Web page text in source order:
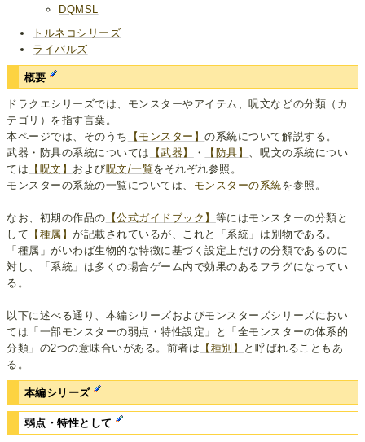
DQMSL
トルネコシリーズ
ライバルズ
概要
ドラクエシリーズでは、モンスターやアイテム、呪文などの分類（カ
テゴリ）を指す言葉。
本ページでは、そのうち
【モンスター】の系統について解説する。
武器・防具の系統については
【武器】 ・ 【防具】 、呪文の系統につい
ては 【呪文】 および呪文/一覧をそれぞれ参照。
モンスターの系統の一覧については、 モンスターの系統を参照。
なお、初期の作品の 【公式ガイドブック】 等にはモンスターの分類と
して 【種属】が記載されているが、これと「系統」は別物である。
「種属」がいわば生物的な特徴に基づく設定上だけの分類であるのに
対し、「系統」は多くの場合ゲーム内で効果のあるフラグになってい
る。
以下に述べる通り、本編シリーズおよびモンスターズシリーズにおい
ては「一部モンスターの弱点・特性設定」と「全モンスターの体系的
分類」の2つの意味合いがある。前者は 【種別】
と呼ばれることもあ
る。
本編シリーズ
弱点・特性として